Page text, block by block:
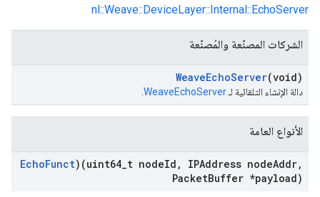
nl::Weave::DeviceLayer::Internal::EchoServer
الشركات المصنّعة والمُصنّعة
WeaveEchoServer(void)
دالة الإنشاء التلقائية لـWeaveEchoServer
الأنواع العامة
EchoFunct)(uint64 t nodeId , IPAddress nodeAddr,
PacketBuffer *payload)